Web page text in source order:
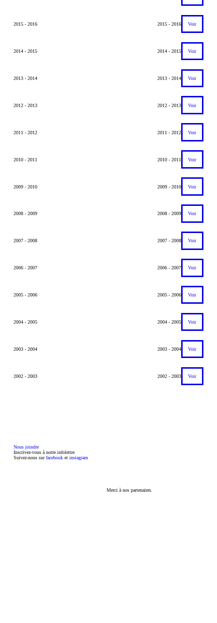
2015 - 2016 2015 - 2016 Voir
2014 - 2015 2014 - 2015 Voir
2013 - 2014 2013 - 2014 Voir
2012 - 2013 2012 - 2013 Voir
2011 - 2012 2011 - 2012 Voir
2010 - 2011 2010 - 2011 Voir
2009 - 2010 2009 - 2010 Voir
2008 - 2009 2008 - 2009 Voir
2007 - 2008 2007 - 2008 Voir
2006 - 2007 2006 - 2007 Voir
2005 - 2006 2005 - 2006 Voir
2004 - 2005 2004 - 2005 Voir
2003 - 2004 2003 - 2004 Voir
2002 - 2003 2002 - 2003 Voir
Nous joindre
Inscrivez-vous à notre infolettre
Suivez-nous sur facebook et instagram
Merci à nos partenaires.